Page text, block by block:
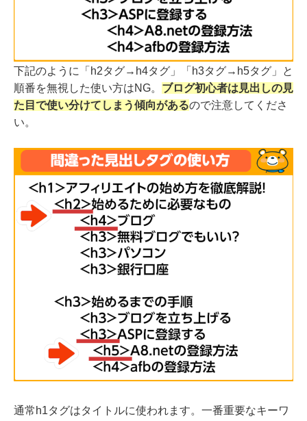
下記のように「h2タグ→h4タグ」「h3タグ→h5タグ」と
順番を無視した使い方はNG。 ブログ初心者は見出しの見
た目で使い分けてしまう傾向があるので注意してくださ
い。
通常h1タグはタイトルに使われます。一番重要なキーワ